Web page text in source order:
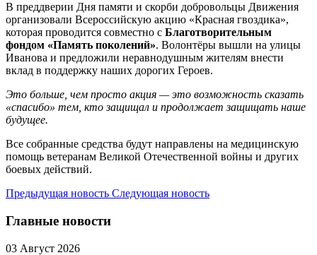
В преддверии Дня памяти и скорби добровольцы Движения
организовали Всероссийскую акцию «Красная гвоздика»,
которая проводится совместно с Благотворительным
фондом «Память поколений». Волонтёры вышли на улицы
Иванова и предложили неравнодушным жителям внести
вклад в поддержку наших дорогих Героев.
Это больше, чем просто акция — это возможность сказать
«спасибо» тем, кто защищал и продолжает защищать наше
будущее.
Все собранные средства будут направлены на медицинскую
помощь ветеранам Великой Отечественной войны и других
боевых действий.
Предыдущая новость Следующая новость
Главные новости
03 Август 2026